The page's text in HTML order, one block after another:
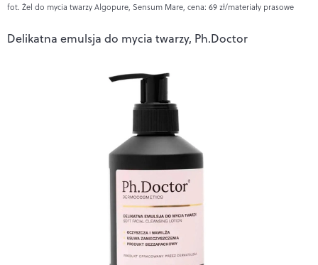
fot. Żel do mycia twarzy Algopure, Sensum Mare, cena: 69 zł/materiały prasowe
Delikatna emulsja do mycia twarzy, Ph.Doctor